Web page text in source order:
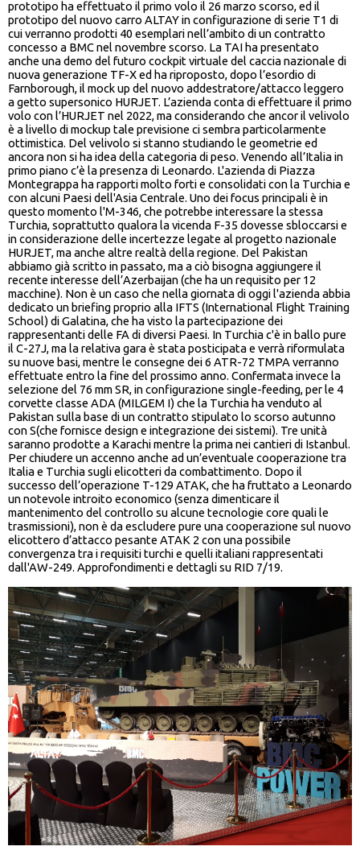
prototipo ha effettuato il primo volo il 26 marzo scorso, ed il
prototipo del nuovo carro ALTAY in configurazione di serie T1 di
cui verranno prodotti 40 esemplari nell’ambito di un contratto
concesso a BMC nel novembre scorso. La TAI ha presentato
anche una demo del futuro cockpit virtuale del caccia nazionale di
nuova generazione TF-X ed ha riproposto, dopo l’esordio di
Farnborough, il mock up del nuovo addestratore/attacco leggero
a getto supersonico HURJET. L’azienda conta di effettuare il primo
volo con l’HURJET nel 2022, ma considerando che ancor il velivolo
è a livello di mockup tale previsione ci sembra particolarmente
ottimistica. Del velivolo si stanno studiando le geometrie ed
ancora non si ha idea della categoria di peso. Venendo all’Italia in
primo piano c’è la presenza di Leonardo. L'azienda di Piazza
Montegrappa ha rapporti molto forti e consolidati con la Turchia e
con alcuni Paesi dell'Asia Centrale. Uno dei focus principali è in
questo momento l'M-346, che potrebbe interessare la stessa
Turchia, soprattutto qualora la vicenda F-35 dovesse sbloccarsi e
in considerazione delle incertezze legate al progetto nazionale
HURJET, ma anche altre realtà della regione. Del Pakistan
abbiamo già scritto in passato, ma a ciò bisogna aggiungere il
recente interesse dell’Azerbaijan (che ha un requisito per 12
macchine). Non è un caso che nella giornata di oggi l'azienda abbia
dedicato un briefing proprio alla IFTS (International Flight Training
School) di Galatina, che ha visto la partecipazione dei
rappresentanti delle FA di diversi Paesi. In Turchia c'è in ballo pure
il C-27J, ma la relativa gara è stata posticipata e verrà riformulata
su nuove basi, mentre le consegne dei 6 ATR-72 TMPA verranno
effettuate entro la fine del prossimo anno. Confermata invece la
selezione del 76 mm SR, in configurazione single-feeding, per le 4
corvette classe ADA (MILGEM I) che la Turchia ha venduto al
Pakistan sulla base di un contratto stipulato lo scorso autunno
con S(che fornisce design e integrazione dei sistemi). Tre unità
saranno prodotte a Karachi mentre la prima nei cantieri di Istanbul.
Per chiudere un accenno anche ad un’eventuale cooperazione tra
Italia e Turchia sugli elicotteri da combattimento. Dopo il
successo dell’operazione T-129 ATAK, che ha fruttato a Leonardo
un notevole introito economico (senza dimenticare il
mantenimento del controllo su alcune tecnologie core quali le
trasmissioni), non è da escludere pure una cooperazione sul nuovo
elicottero d’attacco pesante ATAK 2 con una possibile
convergenza tra i requisiti turchi e quelli italiani rappresentati
dall'AW-249. Approfondimenti e dettagli su RID 7/19.